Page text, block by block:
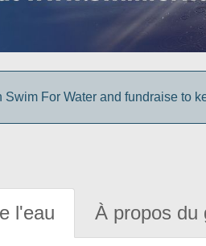
Swim For Water and fundraise to
l'eau À propos du